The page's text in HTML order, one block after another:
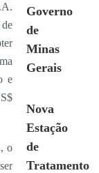
e
o
Governo
de
Minas
Gerais
Nova
Estação
de
Tratamento